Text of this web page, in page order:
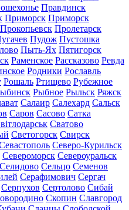
Правдинск
Приморск Приморск
Прокопьевск Пролетарск
Пудож Пустошка
Пыть-Ях Пятигорск
Раменское Рассказово Ревда
Родники Рославль
Рошаль Ртищево Рубежное
Рыбное Рыльск Ряжск
Салаир Салехард Сальск
Саров Сасово Сатка
Сватово
Светогорск Свирск
Северо-Курильск
Североморск Североуральск
Селидово Сельцо Семенов
Серафимович Сергач
Серпухов Сертолово Сибай
Скопин Славгород